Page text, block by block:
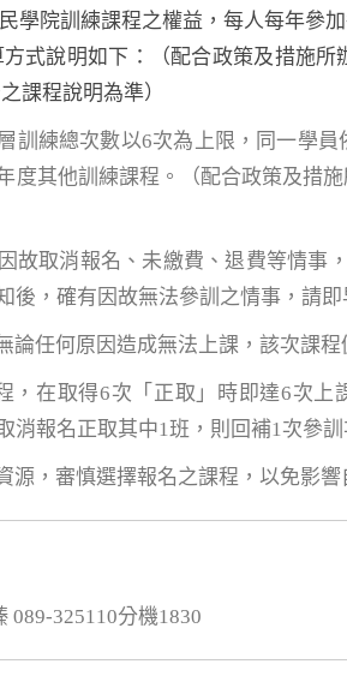
學院訓練課程之權益，每人每年參
式說明如下：（配合政策及措施
課程說明為準）
訓練總次數以6次為上限，同一學
度其他訓練課程。（配合政策及措
故取消報名、未繳費、退費等情
後，確有因故無法參訓之情事，請
論任何原因造成無法上課，該次課
，在取得6次「正取」時即達6次
消報名正取其中1班，則回補1次參
源，審慎選擇報名之課程，以免影響
089-325110分機1830